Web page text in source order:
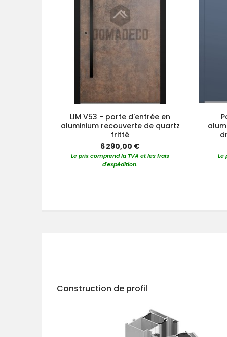
LIM V53 - porte d'entrée en
aluminium recouverte de quartz
fritté
6 290,00 €
Le prix comprend la TVA et les frais
d'expédition.
Le